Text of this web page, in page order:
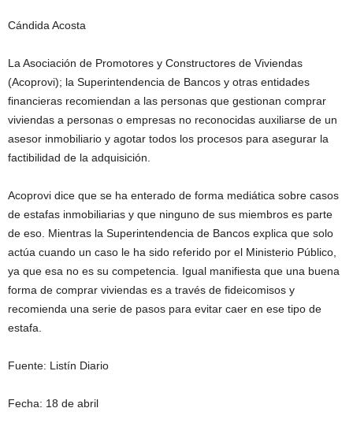
Cándida Acosta
La Asociación de Promotores y Constructores de Viviendas
(Acoprovi); la Superintendencia de Bancos y otras entidades
financieras recomiendan a las personas que gestionan comprar
viviendas a personas o empresas no reconocidas auxiliarse de un
asesor inmobiliario y agotar todos los procesos para asegurar la
factibilidad de la adquisición.
Acoprovi dice que se ha enterado de forma mediática sobre casos
de estafas inmobiliarias y que ninguno de sus miembros es parte
de eso. Mientras la Superintendencia de Bancos explica que solo
actúa cuando un caso le ha sido referido por el Ministerio Público,
ya que esa no es su competencia. Igual manifiesta que una buena
forma de comprar viviendas es a través de fideicomisos y
recomienda una serie de pasos para evitar caer en ese tipo de
estafa.
Fuente: Listín Diario
Fecha: 18 de abril